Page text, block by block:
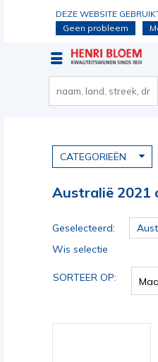
DEZE WEBSITE
Geen probleem
CATEGORIEËN
Australië 2021
Geselecteerd:
Wis selectie
SORTEER OP: